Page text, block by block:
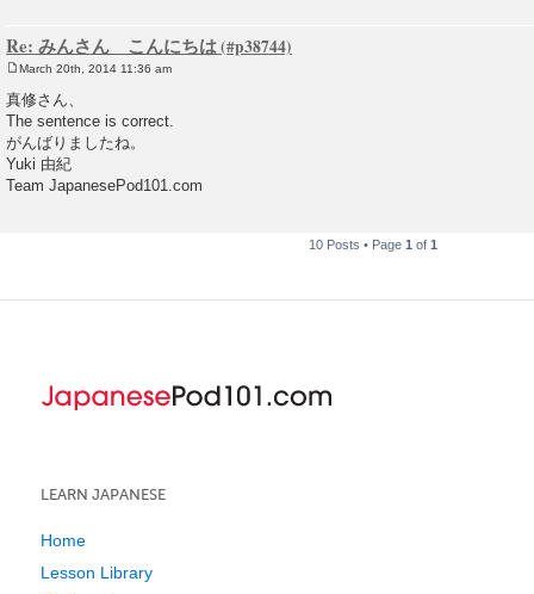
Re: みんさん こんにちは
o
s
t
March 20th, 2014 11:36 am
真修さん、
The sentence is correct.
がんばりましたね。
Yuki 由紀
Team JapanesePod101.com
10 Posts • Page 1 of 1
LEARN JAPANESE
Home
Lesson Library